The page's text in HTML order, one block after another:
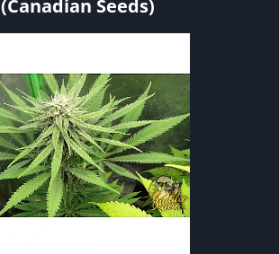
(Canadian Seeds)